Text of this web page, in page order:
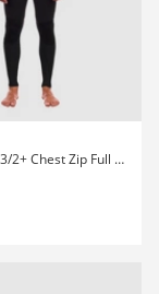
Hyperfreak 3/2+ Chest Zip Full Neoprenanzug